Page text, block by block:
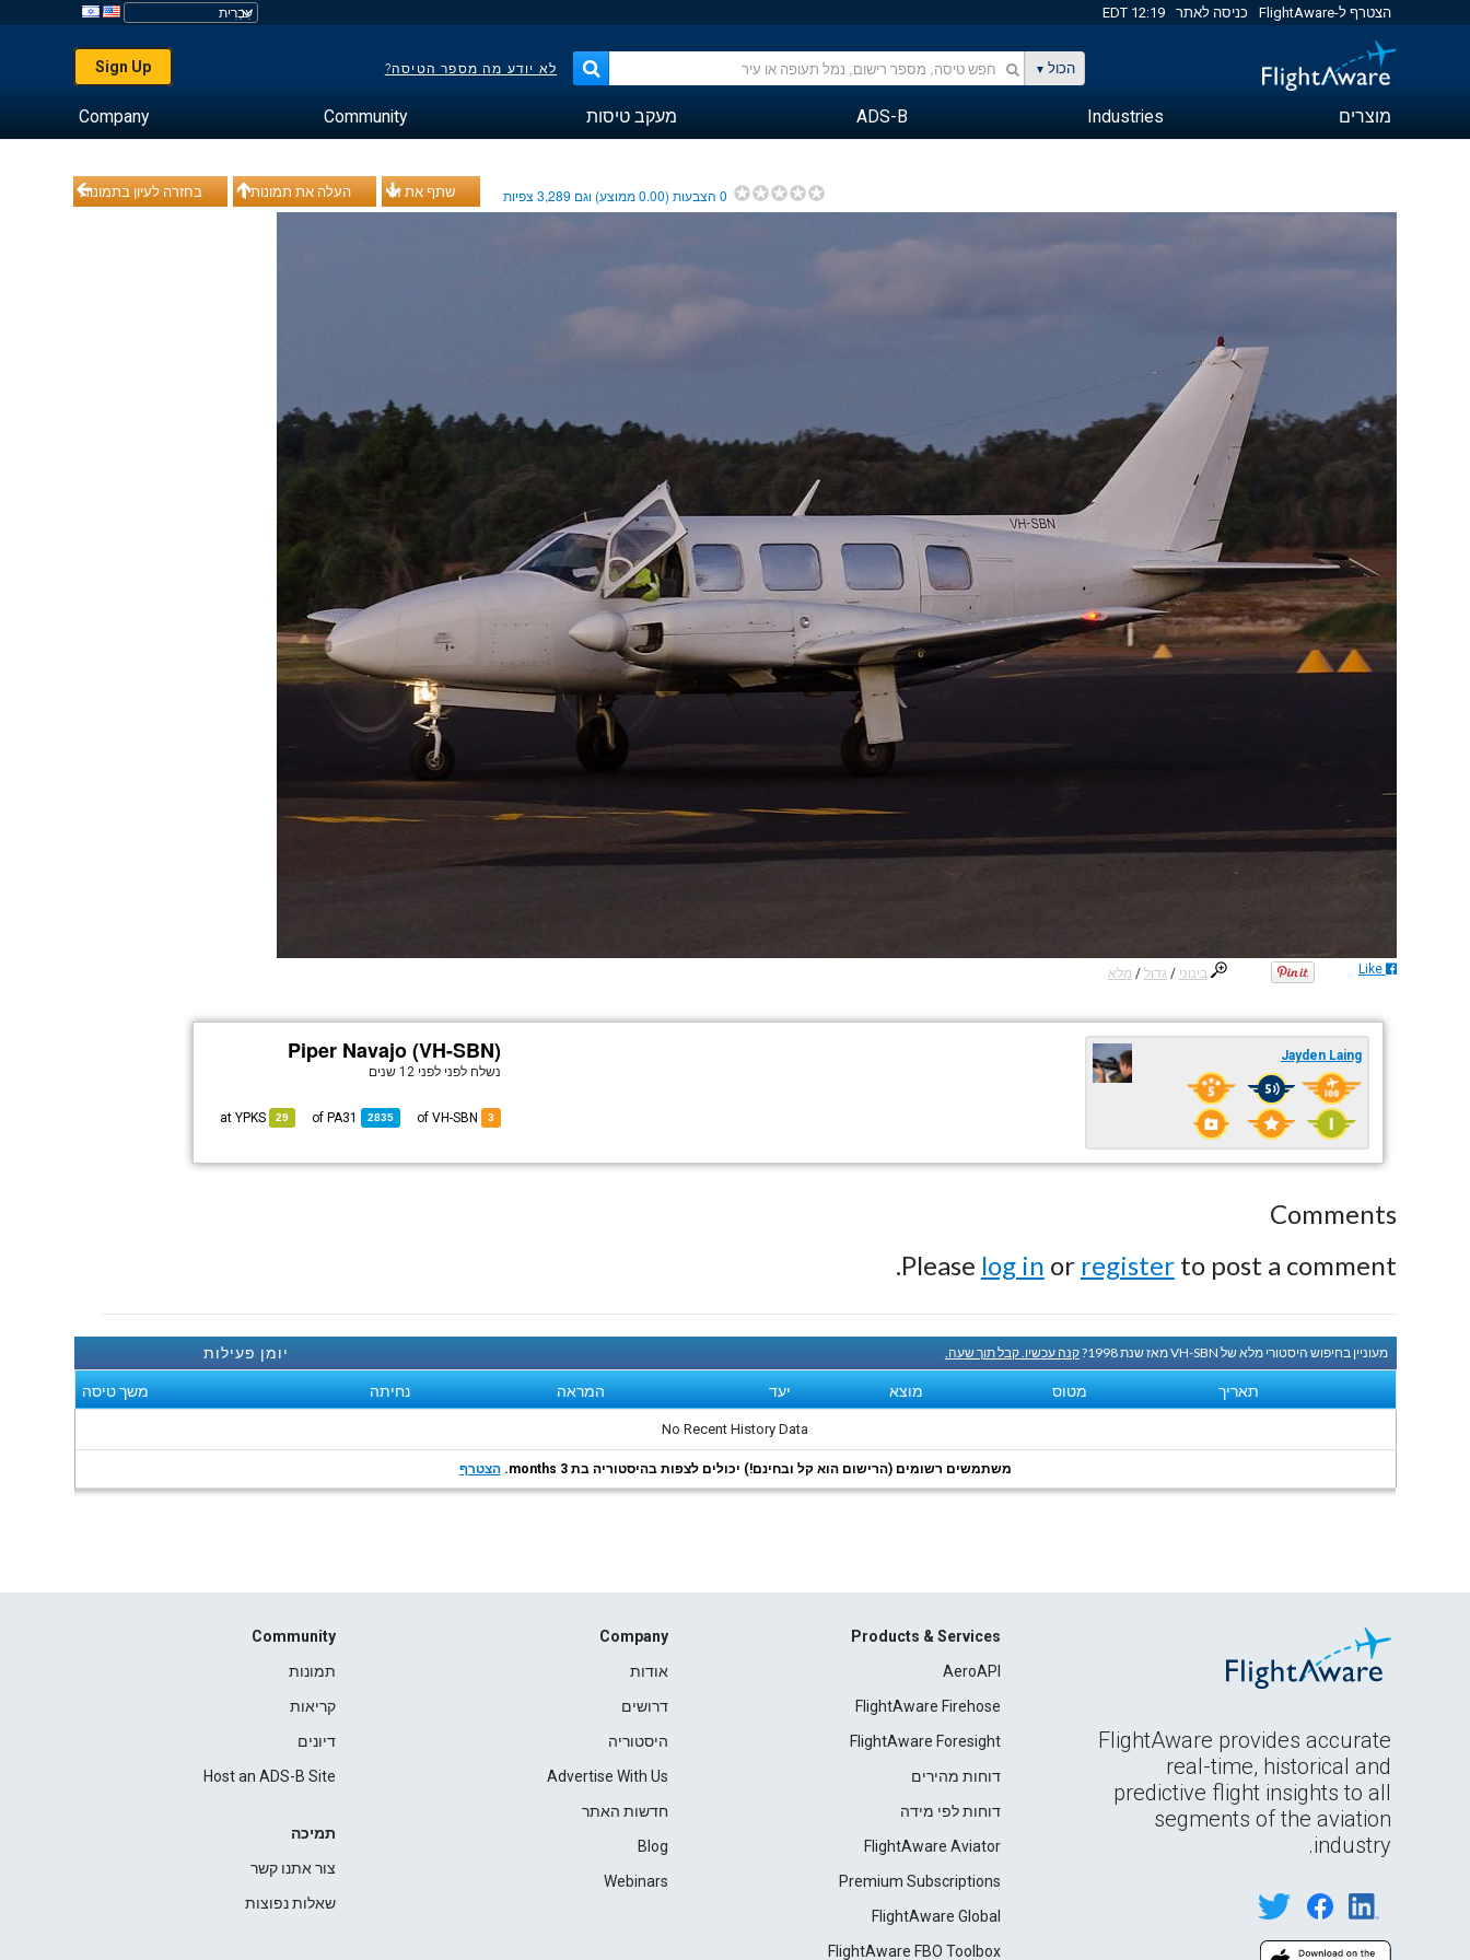
הצטרף ל-FlightAware כניסה לאתר 12:19 EDT
הכול לא יודע מה מספר הטיסה? Sign Up
מוצרים Industries
ADS-B מעקב טיסות Community
Company
בחזרה לעיון בתמונות העלה את תמונותיך שתף את זה 0הצבעות (0.00ממוצע) וגם 3,289צפיות
בינוני /גדול / מלא Like
Piper Navajo (VH-SBN)
נשלח לפני לפני 12 שנים
3
2835
PA31
29
YPKS
Jayden Laing
Comments
Please log in or registerto post a comment.
יומן פעילות מעוניין בחיפוש היסטורי מלא של VH-SBN מאז שנת 1998? קנה עכשיו. קבל תוך שעה.
תאריך מטוס מוצא יעד המראה נחיתה משך טיסה
No Recent History Data
משתמשים רשומים (הרישום הוא קל ובחינם!) יכולים לצפות בהיסטוריה בת 3 months. הצטרף
FlightAware provides accurate
real-time, historical and
predictive flight insights to all
segments of the aviation
industry.
Products & Services
AeroAPI
FlightAware Firehose
FlightAware Foresight
דוחות מהירים
דוחות לפי מידה
FlightAware Aviator
Premium Subscriptions
FlightAware Global
FlightAware FBO Toolbox
Company
אודות
דרושים
היסטוריה
Advertise With Us
חדשות האתר
Blog
Webinars
Community
תמונות
קריאות
דיונים
Host an ADS-B Site
תמיכה
צור אתנו קשר
שאלות נפוצות